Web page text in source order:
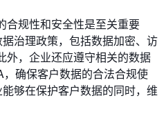
合规性和安全性是至关重要
治理政策，包括数据加密、访
外，企业还应遵守相关的数据
确保客户数据的合法合规使
够在保护客户数据的同时，维